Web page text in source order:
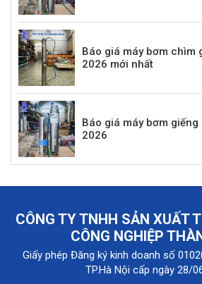
Báo giá máy bơm chìm
2026 mới nhất
Báo giá máy bơm
2026
CÔNG TY TNHH SẢN XUẤT
CÔNG NGHIỆP
Giấy phép Đăng ký kinh doanh số
TP.Hà Nội cấp ngày 28/